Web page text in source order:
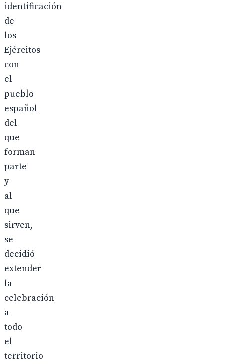
identificación
de
los
Ejércitos
con
el
pueblo
español
del
que
forman
parte
y
al
que
sirven,
se
decidió
extender
la
celebración
a
todo
el
territorio